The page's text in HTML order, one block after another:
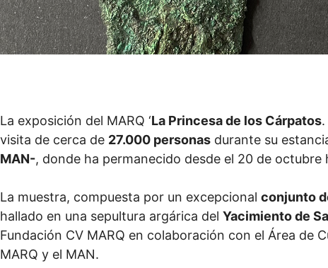
La exposición del MARQ ‘La Princesa de los Cárpatos.
visita de cerca de 27.000 personas durante su
MAN-, donde ha permanecido desde el 20 de octubre
La muestra, compuesta por un excepcional conjunto
hallado en una sepultura argárica del Yacimiento de
Fundación CV MARQ en colaboración con el Área de
MARQ y el MAN.